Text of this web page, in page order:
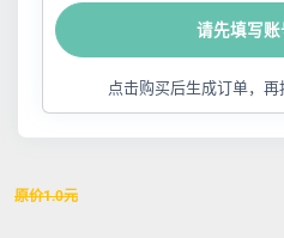
请先填写
点击购买后生成订单，再
原价1.0元